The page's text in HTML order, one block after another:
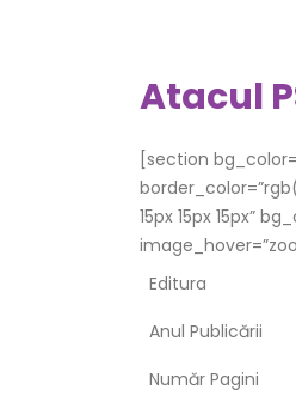
Atacul
[section
15px 15px 15px”
Editura
Anul Publicării
Număr Pagini